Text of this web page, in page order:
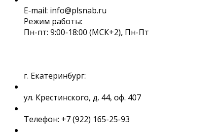
E-mail: info@plsnab.ru
Режим работы:
Пн-пт: 9:00-18:00 (МСК+2), Пн-Пт
г. Екатеринбург:
ул. Крестинского, д. 44, оф. 407
Телефон: +7 (922) 165-25-93